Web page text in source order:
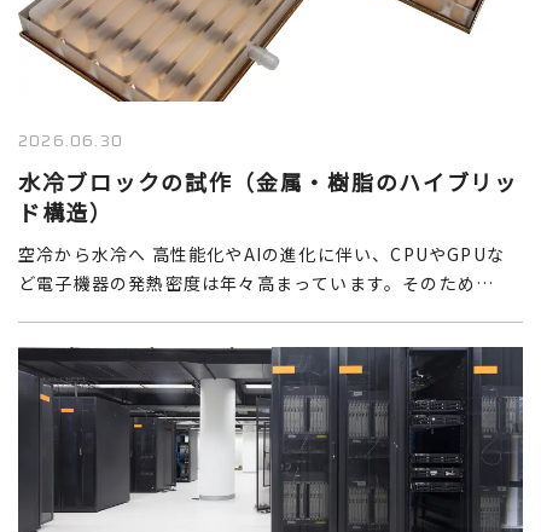
2026.06.30
水冷ブロックの試作（金属・樹脂のハイブリッ
ド構造）
空冷から水冷へ 高性能化やAIの進化に伴い、CPUやGPUな
ど電子機器の発熱密度は年々高まっています。そのため…